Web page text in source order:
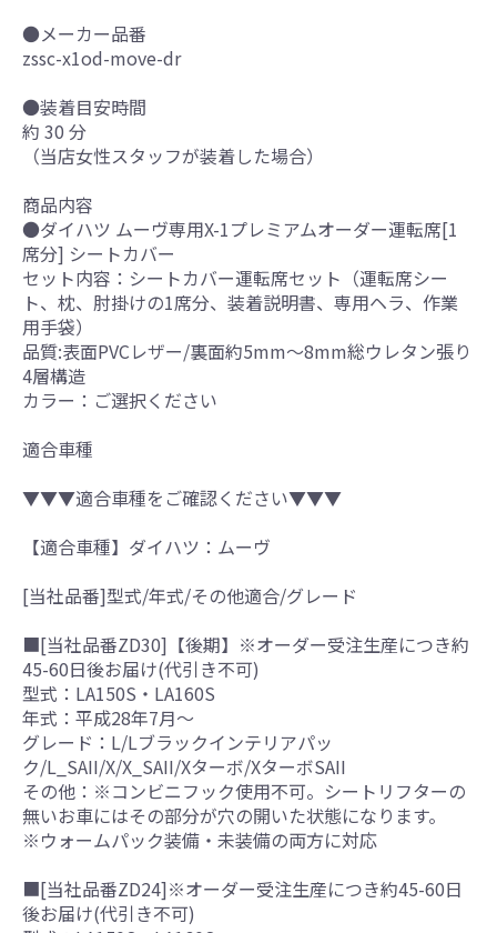
●メーカー品番
zssc-x1od-move-dr
●装着目安時間
約 30 分
（当店女性スタッフが装着した場合）
商品内容
●ダイハツ ムーヴ専用X-1プレミアムオーダー運転席[1
席分] シートカバー
セット内容：シートカバー運転席セット（運転席シー
ト、枕、肘掛けの1席分、装着説明書、専用ヘラ、作業
用手袋）
品質:表面PVCレザー/裏面約5mm～8mm総ウレタン張り
4層構造
カラー：ご選択ください
適合車種
▼▼▼適合車種をご確認ください▼▼▼
【適合車種】ダイハツ：ムーヴ
[当社品番]型式/年式/その他適合/グレード
■[当社品番ZD30]【後期】※オーダー受注生産につき約
45-60日後お届け(代引き不可)
型式：LA150S・LA160S
年式：平成28年7月～
グレード：L/Lブラックインテリアパッ
ク/L_SAII/X/X_SAII/Xターボ/XターボSAII
その他：※コンビニフック使用不可。シートリフターの
無いお車にはその部分が穴の開いた状態になります。
※ウォームパック装備・未装備の両方に対応
■[当社品番ZD24]※オーダー受注生産につき約45-60日
後お届け(代引き不可)